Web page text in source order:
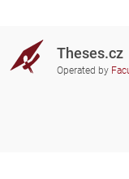
Theses.cz
Operated by